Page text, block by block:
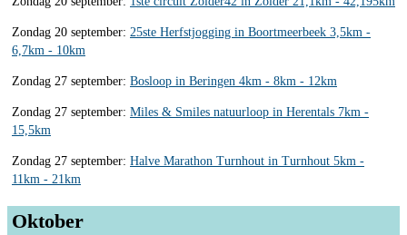
Zondag 20 september: 25ste Herfstjogging in Boortmeerbeek 3,5km -
6,7km - 10km
Zondag 27 september: Bosloop in Beringen 4km - 8km - 12km
Zondag 27 september: Miles & Smiles natuurloop in Herentals 7km -
15,5km
Zondag 27 september: Halve Marathon Turnhout in Turnhout 5km -
11km - 21km
Oktober